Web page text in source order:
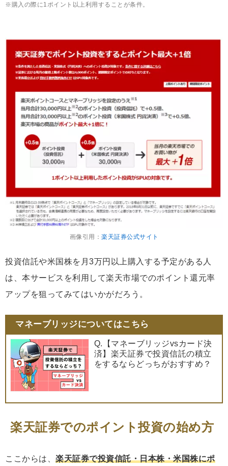
※購入の際に1ポイント以上利用することが条件。
画像引用： 楽天証券公式サイト
投資信託や米国株を月3万円以上購入する予定がある人
は、本サービスを利用して楽天市場でのポイント還元率
アップを狙ってみてはいかがだろう。
マネーブリッジについてはこちら
Q.【マネーブリッジvsカード決
済】楽天証券で投資信託の積立
をするならどっちがおすすめ？
楽天証券でのポイント投資の始め方
ここからは、 楽天証券で投資信託・日本株・米国株にポ